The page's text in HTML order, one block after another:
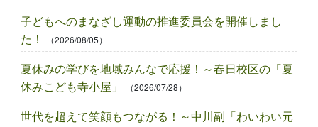
子どもへのまなざし運動の推進委員会を開催しまし
た！
（2026/08/05）
夏休みの学びを地域みんなで応援！～春日校区の「夏
休みこども寺小屋」
（2026/07/28）
世代を超えて笑顔もつながる！～中川副「わいわい元